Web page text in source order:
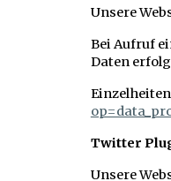
Unsere
Bei Aufruf
Daten
Twitter
Unsere